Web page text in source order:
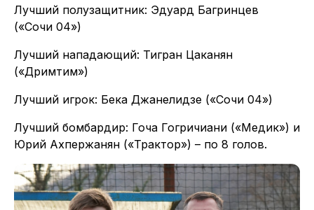
Лучший полузащитник: Эдуард Багринцев
(«Сочи 04»)
Лучший нападающий: Тигран Цаканян
(«Дримтим»)
Лучший игрок: Бека Джанелидзе («Сочи 04»)
Лучший бомбардир: Гоча Гогричиани («Медик») и
Юрий Ахпержанян («Трактор») – по 8 голов.